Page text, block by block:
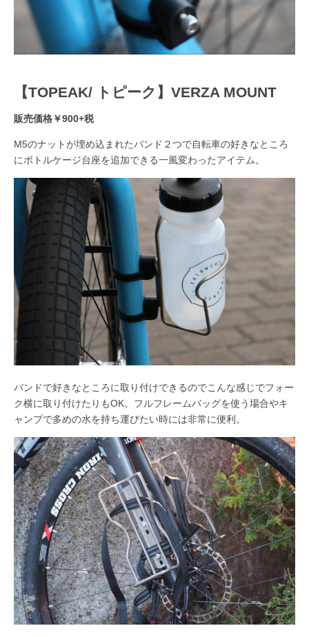
【TOPEAK/ トピーク】VERZA MOUNT
販売価格￥900+税
M5のナットが埋め込まれたバンド２つで自転車の好きなところ
にボトルケージ台座を追加できる一風変わったアイテム。
バンドで好きなところに取り付けできるのでこんな感じでフォー
ク横に取り付けたりもOK。フルフレームバッグを使う場合やキ
ャンプで多めの水を持ち運びたい時には非常に便利。